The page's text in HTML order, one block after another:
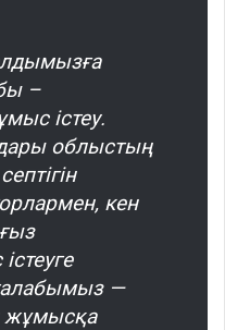
–
істеу.
облыстың
кен
—
жұмысқа